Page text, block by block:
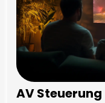
AV Steuerung